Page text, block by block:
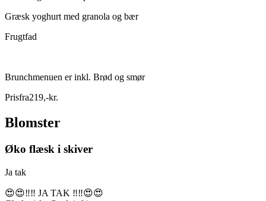
Græsk yoghurt med granola og bær
Frugtfad
Brunchmenuen er inkl. Brød og smør
Prisfra219,-kr.
Blomster
Øko flæsk i skiver
Ja tak
😍😍‼️‼️ JA TAK ‼️‼️😍😍